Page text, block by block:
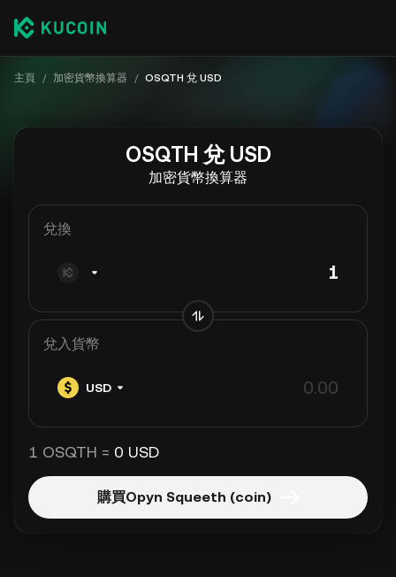
主頁 / 加密貨幣換算器 / OSQTH 兌 USD
OSQTH 兌 USD
加密貨幣換算器
兌換
兌入貨幣
USD
1 OSQTH = 0 USD
購買Opyn Squeeth (coin)